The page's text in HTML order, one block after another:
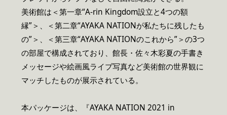
美術館は＜第一章“A-rin Kingdom設立と4つの額
縁”＞、＜第二章“AYAKA NATIONが私たちに残したも
の”＞、＜第三章“AYAKA NATIONのこれから”＞の3つ
の部屋で構成されており、館長・佐々木彩夏の手書き
メッセージや絵画風ライブ写真など美術館の世界観に
マッチしたものが展示されている。
本パッケージは、『AYAKA NATION 2021 in